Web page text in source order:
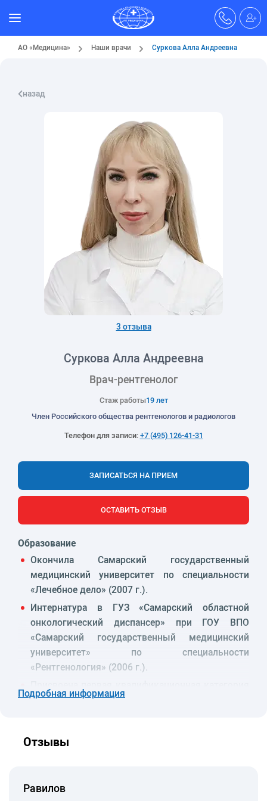
АО «Медицина» Наши врачи Суркова Алла Андреевна
назад
3 отзыва
Суркова Алла Андреевна
Врач-рентгенолог
Стаж работы19 лет
Член Российского общества рентгенологов и радиологов
Телефон для записи:+7 (495) 126-41-31
ЗАПИСАТЬСЯ НА ПРИЕМ
ОСТАВИТЬ ОТЗЫВ
Образование
Окончила Самарский государственный
медицинский университет по специальности
«Лечебное дело» (2007 г.).
Интернатура в ГУЗ «Самарский областной
онкологический диспансер» при ГОУ ВПО
«Самарский государственный медицинский
университет» по специальности
«Рентгенология» (2006 г.).
по специальности «Рентгенология» (2019 г.).
«Организация здравоохранения и общественное
Опыт работы
Подробная информация
Отзывы
Равилов